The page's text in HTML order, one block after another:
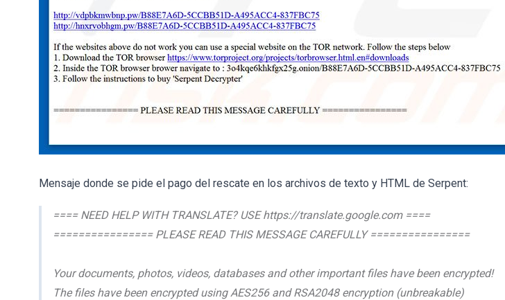
Mensaje donde se pide el pago del rescate en los archivos de texto y HTML de Serpent:
==== NEED HELP WITH TRANSLATE? USE https://translate.google.com ====
================ PLEASE READ THIS MESSAGE CAREFULLY ================
Your documents, photos, videos, databases and other important files have been encrypted!
The files have been encrypted using AES256 and RSA2048 encryption (unbreakable)